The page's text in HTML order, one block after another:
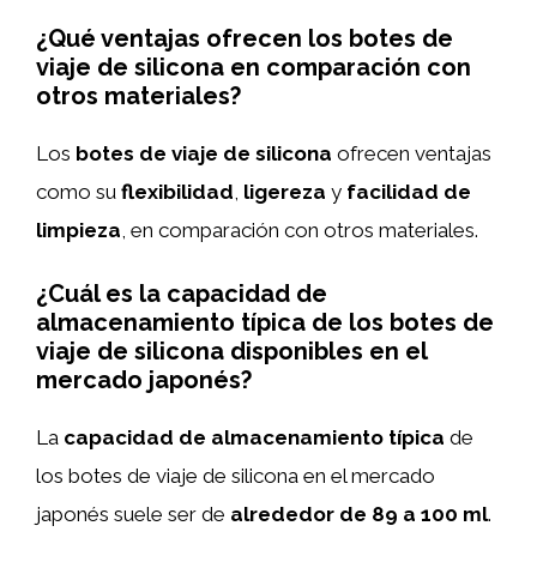
¿Qué ventajas ofrecen los botes de
viaje de silicona en comparación con
otros materiales?
Los botes de viaje de silicona ofrecen ventajas
como su flexibilidad ligereza y facilidad de
limpieza , en comparación con otros materiales.
¿Cuál es la capacidad de
almacenamiento típica de los botes de
viaje de silicona disponibles en el
mercado japonés?
La capacidad de almacenamiento típica de
los botes de viaje de silicona en el mercado
japonés suele ser de alrededor de 89 a 100 ml.